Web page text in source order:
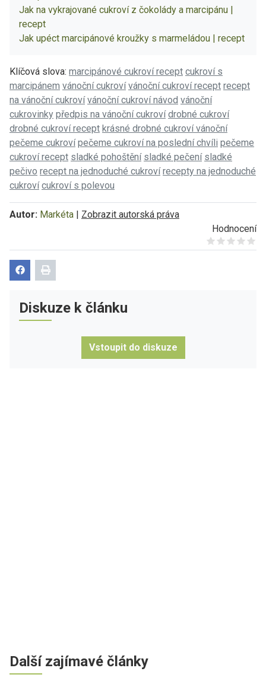
Jak na vykrajované cukroví z čokolády a marcipánu |
recept
Jak upéct marcipánové kroužky s marmeládou | recept
Klíčová slova: marcipánové cukroví recept cukroví s
marcipánem vánoční cukroví vánoční cukroví recept recept
na vánoční cukroví vánoční cukroví návod vánoční
cukrovinky předpis na vánoční cukroví drobné cukroví
drobné cukroví recept krásné drobné cukroví vánoční
pečeme cukroví pečeme cukroví na poslední chvíli pečeme
cukroví recept sladké pohoštění sladké pečení sladké
pečivo recept na jednoduché cukroví recepty na jednoduché
cukroví cukroví s polevou
Autor: Markéta | Zobrazit autorská práva
Hodnocení
Give it 1/5
Give it 2/5
Give it 3/5
Give it 4/5
Give it 5/5
Diskuze k článku
Vstoupit do diskuze
Další zajímavé články